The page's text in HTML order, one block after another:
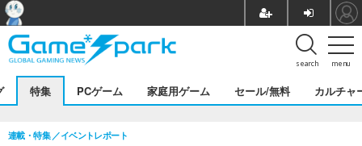
menu
search
特集 PCゲーム 家庭用ゲーム セール/無料 カルチャ
連載・特集 イベントレポート